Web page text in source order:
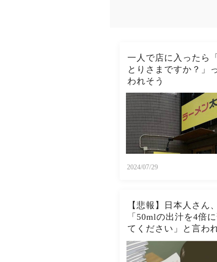
一人で店に入ったら
とりさまですか？」
われそう
2024/07/29
【悲報】日本人さん
「50mlの出汁を4倍
てください」と言わ
200mlの水を足す馬
出してしまう